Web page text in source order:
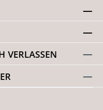
VERLASSEN